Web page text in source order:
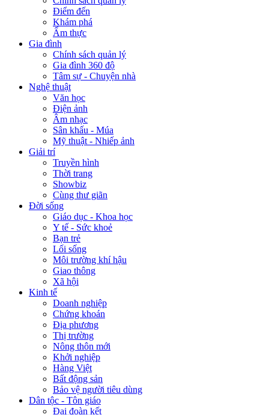
Điểm đến
Khám phá
Ẩm thực
Gia đình
Chính sách quản lý
Gia đình 360 độ
Tâm sự - Chuyện nhà
Nghệ thuật
Văn học
Điện ảnh
Âm nhạc
Sân khấu - Múa
Mỹ thuật - Nhiếp ảnh
Giải trí
Truyền hình
Thời trang
Showbiz
Cùng thư giãn
Đời sống
Giáo dục - Khoa học
Y tế - Sức khoẻ
Bạn trẻ
Lối sống
Môi trường khí hậu
Giao thông
Xã hội
Kinh tế
Doanh nghiệp
Chứng khoán
Địa phương
Thị trường
Nông thôn mới
Khởi nghiệp
Hàng Việt
Bất động sản
Bảo vệ người tiêu dùng
Dân tộc - Tôn giáo
Đại đoàn kết